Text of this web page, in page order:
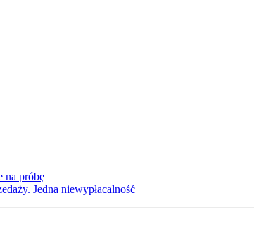
na próbę
Jedna niewypłacalność